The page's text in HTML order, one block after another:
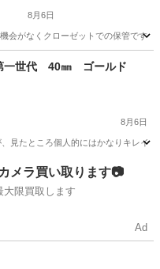
8月6日
会がなくクローゼットでの保管です。
一世代 40㎜ ゴールド
8月6日
見たところ個人的にはかなりキレイ
サリー
メラ買い取ります📷
大限買取します
Ad